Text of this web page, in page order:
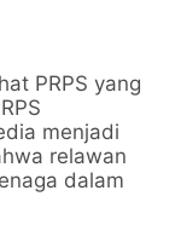
PRPS yang
menjadi
relawan
dalam